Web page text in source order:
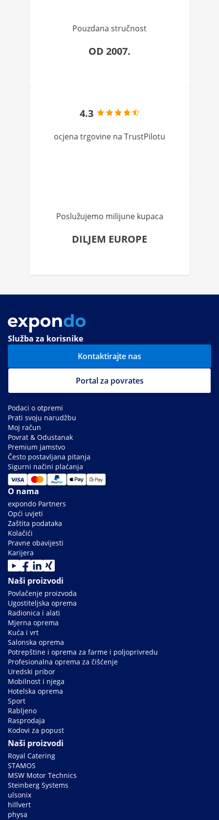
Pouzdana stručnost
OD 2007.
4.3
ocjena trgovine na TrustPilotu
Poslužujemo milijune kupaca
DILJEM EUROPE
Služba za korisnike
Kontaktirajte nas
Portal za povrates
Podaci o otpremi
Prati svoju narudžbu
Moj račun
Povrat & Odustanak
Premium jamstvo
Često postavljana pitanja
Sigurni načini plaćanja
O nama
expondo Partners
Opći uvjeti
Zaštita podataka
Kolačići
Pravne obavijesti
Karijera
Naši proizvodi
Povlačenje proizvoda
Ugostiteljska oprema
Radionica i alati
Mjerna oprema
Kuća i vrt
Salonska oprema
Potrepštine i oprema za farme i poljoprivredu
Profesionalna oprema za čišćenje
Uredski pribor
Mobilnost i njega
Hotelska oprema
Sport
Rabljeno
Rasprodaja
Kodovi za popust
Naši proizvodi
Royal Catering
STAMOS
MSW Motor Technics
Steinberg Systems
ulsonix
hillvert
physa